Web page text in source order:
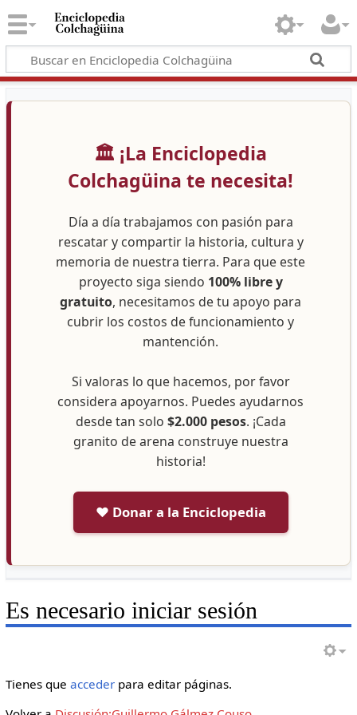
🏛️ ¡La Enciclopedia
Colchagüina te necesita!
Día a día trabajamos con pasión para
rescatar y compartir la historia, cultura y
memoria de nuestra tierra. Para que este
proyecto siga siendo 100% libre y
gratuito, necesitamos de tu apoyo para
cubrir los costos de funcionamiento y
mantención.
Si valoras lo que hacemos, por favor
considera apoyarnos. Puedes ayudarnos
desde tan solo $2.000 pesos. ¡Cada
granito de arena construye nuestra
historia!
❤️ Donar a la Enciclopedia
Es necesario iniciar sesión
Tienes que accederpara editar páginas.